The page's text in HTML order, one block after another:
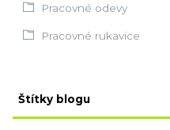
Pracovné odevy
Pracovné rukavice
Štítky blogu